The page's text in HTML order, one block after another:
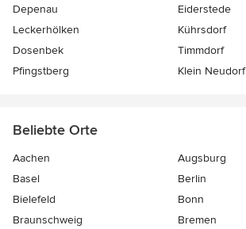
Depenau
Eiderstede
Leckerhölken
Kührsdorf
Dosenbek
Timmdorf
Pfingstberg
Klein Neudorf
Beliebte Orte
Aachen
Augsburg
Basel
Berlin
Bielefeld
Bonn
Braunschweig
Bremen